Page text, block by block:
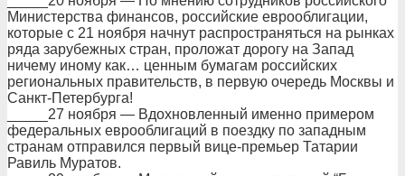
Министерства финансов, российские еврооблигации,
которые с 21 ноября начнут распространяться на рынках
ряда зарубежных стран, проложат дорогу на Запад
ничему иному как… ценным бумагам российских
региональных правительств, в первую очередь Москвы и
Санкт-Петербурга!
_____27 ноября — Вдохновленный именно примером
федеральных еврооблигаций в поездку по западным
странам отправился первый вице-премьер Татарии
Равиль Муратов.